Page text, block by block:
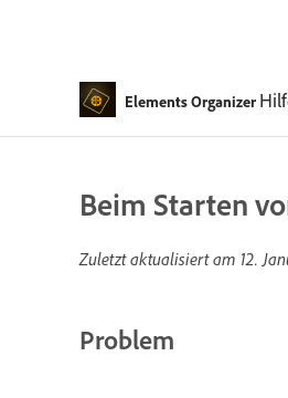
Elements Organizer
Beim Starten
Zuletzt aktualisiert am 12.
Problem